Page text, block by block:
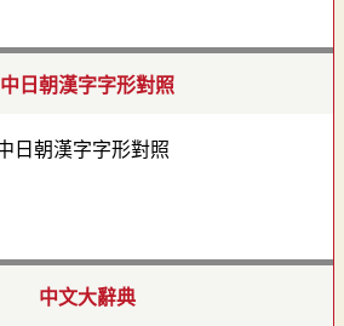
中日朝漢字字形對照
中文大辭典